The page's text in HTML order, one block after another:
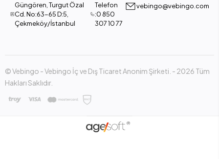
Güngören, Turgut Özal
Cd. No:63-65 D:5,
Çekmeköy/İstanbul
Telefon
:0 850
307 10 77
vebingo@vebingo.com
© Vebingo - Vebingo İç ve Dış Ticaret Anonim Şirketi. - 2026 Tüm
Hakları Saklıdır.